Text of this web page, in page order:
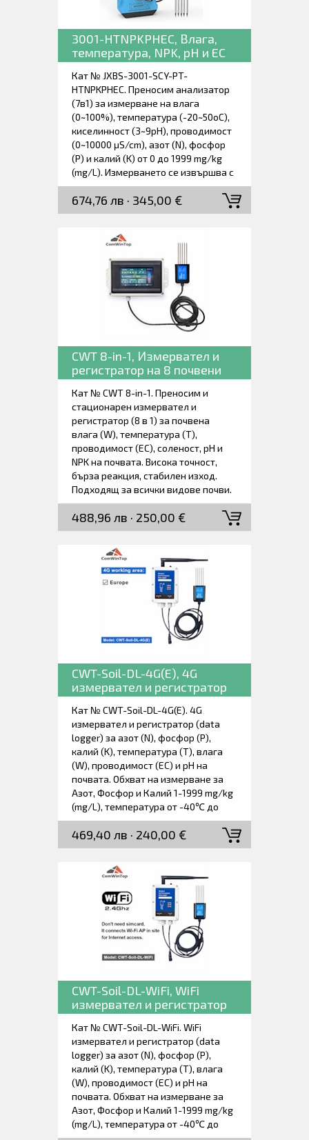
3001-HTNPKPHEC, Влага,
температура, NPK, pH и EC
на почвата.
Кат № JXBS-3001-SCY-PT-
HTNPKPHEC. Преносим анализатор
(7в1) за измерване на влага
(0~100%), температура (-20~50oC),
киселинност (3~9pH), проводимост
(0~10000 μS/cm), азот (N), фосфор
(P) и калий (K) от 0 до 1999 mg/kg
(mg/L). Измерването се извършва с
външна пробивна сонда. Време за
реакция под 1 секунда. Висока
точност, дълъг експлоатационен
и автоматична температурна
дисплей. Ниска консумация на
енергия. Доставя се заедно с
измервателната пробивна сонда,
зарядно устройство и ръководство
674,76 лв · 345,00 €
CWT 8-in-1, Измервател и
регистратор на 8 почвени
параметри.
Кат № CWT 8-in-1. Преносим и
стационарен измервател и
регистратор (8 в 1) за почвена
влага (W), температура (T),
проводимост (EC), соленост, рН и
NPK на почвата. Висока точност,
бърза реакция, стабилен изход.
Подходящ за всички видове почви.
Възможност за дълготрайно
заровен сензор в почвата, устойчив
на дълготрайна електролиза,
водоустойчив. Вътрешна памет за
1900 измервания с възможност за
прехвърляна на компютър чрез SD
карта. Доставя се с всичко
необходимо за незабавно
започване на работа.
488,96 лв · 250,00 €
CWT-Soil-DL-4G(E), 4G
измервател и регистратор
на азот, фосфор, калий,
температура, влага,
предвидимост и рН на
почвата.
Кат № CWT-Soil-DL-4G(E). 4G
измервател и регистратор (data
logger) за азот (N), фосфор (P),
калий (K), температура (T), влага
(W), проводимост (EC) и рН на
почвата. Обхват на измерване за
Азот, Фосфор и Калий 1-1999 mg/kg
(mg/L), температура от -40℃ до
80℃, влага от 0 of 100%,
проводимост 0-200000 µS/cm и рН
от 3 до 9 Висока точност, бърза
консумация с вградена батерия.
Подходящ за всички видове почви.
Дълготрайно заровен сензор в
почвата, устойчив на дълготрайна
електролиза, устойчив на корозия,
напълно водоустойчив.
469,40 лв · 240,00 €
CWT-Soil-DL-WiFi, WiFi
измервател и регистратор
на азот, фосфор, калий,
температура, влага,
предвидимост и рН на
почвата.
Кат № CWT-Soil-DL-WiFi. WiFi
измервател и регистратор (data
logger) за азот (N), фосфор (P),
калий (K), температура (T), влага
(W), проводимост (EC) и рН на
почвата. Обхват на измерване за
Азот, Фосфор и Калий 1-1999 mg/kg
(mg/L), температура от -40℃ до
80℃, влага от 0 of 100%,